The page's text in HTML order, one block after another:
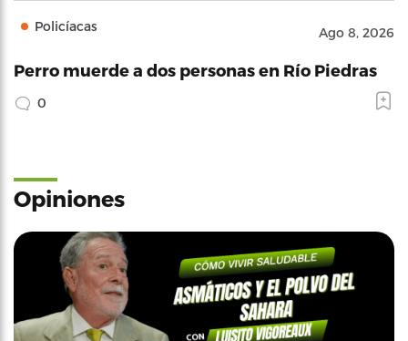
Policíacas Ago 8, 2026
Perro muerde a dos personas en Río Piedras
0
Opiniones